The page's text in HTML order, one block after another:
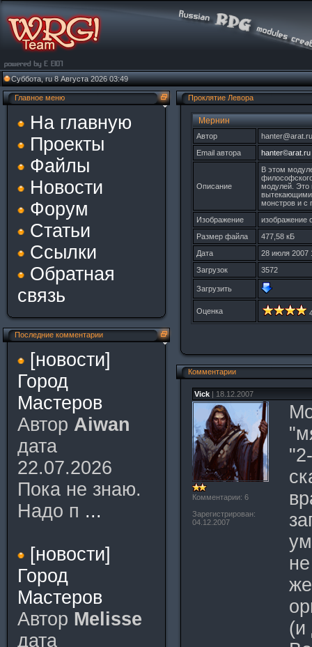
Суббота, ru 8 Августа 2026 03:49
Главное меню
На главную
Проекты
Файлы
Новости
Форум
Статьи
Ссылки
Обратная
связь
Последние комментарии
[новости]
Город
Мастеров
Автор Aiwan
дата
22.07.2026
Пока не знаю.
Надо п ...
[новости]
Город
Мастеров
Автор Melisse
дата
Проклятие Левора
Мернин
Автор
hanter@arat.ru
Email автора
hanter©arat.ru
Описание
В этом
модулей. Это
монстров и с
Изображение
изображение
Размер файла
477,58 кБ
Дата
28 июля 2007
Загрузок
3572
Загрузить
Оценка
Комментарии
Vick | 18.12.2007
Комментарии: 6
Зарегистрирован:
04.12.2007
(и